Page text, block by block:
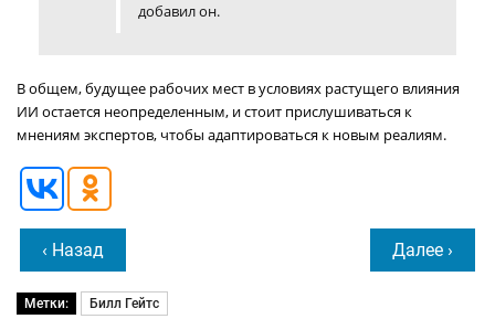
добавил он.
В общем, будущее рабочих мест в условиях растущего влияния
ИИ остается неопределенным, и стоит прислушиваться к
мнениям экспертов, чтобы адаптироваться к новым реалиям.
‹ Назад Далее ›
Метки: Билл Гейтс